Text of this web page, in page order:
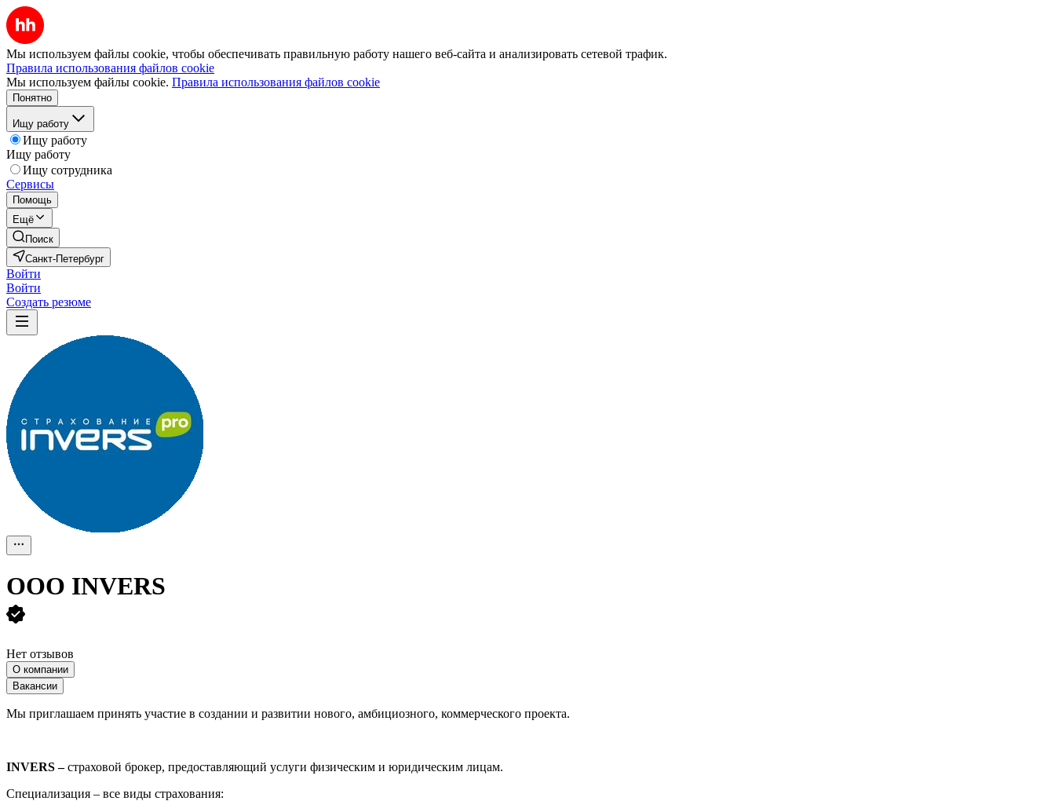
Мы используем файлы cookie, чтобы обеспечивать правильную работу нашего веб-сайта и анализировать сетевой трафик.
Правила использования файлов cookie
Мы используем файлы cookie. Правила использования файлов cookie
Понятно
Ищу работу
Ищу работу
Ищу работу
Ищу сотрудника
Сервисы
Помощь
Ещё
Поиск
Санкт-Петербург
Войти
Войти
Создать резюме
ООО INVERS
Нет отзывов
О компании
Вакансии
Мы приглашаем принять участие в создании и развитии нового, амбициозного, коммерческого проекта.
INVERS –страховой брокер, предоставляющий услуги физическим и юридическим лицам.
Специализация – все виды страхования: